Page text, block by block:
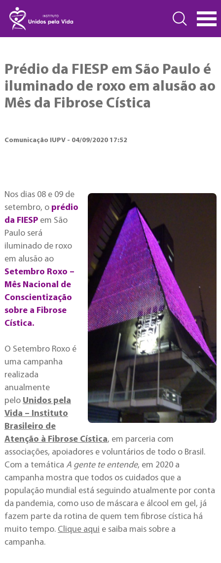
Prédio da FIESP em São Paulo é
iluminado de roxo em alusão ao
Mês da Fibrose Cística
Comunicação IUPV - 04/09/2020 17:52
Nos dias 08 e 09 de
setembro, o prédio
da FIESPem São
Paulo será
iluminado de roxo
em alusão ao
Setembro Roxo –
Mês Nacional de
Conscientização
sobre a Fibrose
Cística.
O Setembro Roxo é
uma campanha
realizada
anualmente
pelo Unidos pela
Vida – Instituto
Brasileiro de
Atenção à Fibrose Cística, em parceria com
associações, apoiadores e voluntários de todo o Brasil.
Com a temática A gente te entende, em 2020 a
campanha mostra que todos os cuidados que a
população mundial está seguindo atualmente por conta
da pandemia, como uso de máscara e álcool em gel, já
fazem parte da rotina de quem tem fibrose cística há
muito tempo. Clique aqui e saiba mais sobre a
campanha.